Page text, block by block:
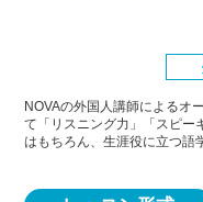
NOVAの外国人講師によるオ
て「リスニング力」「スピー
はもちろん、生涯役に立つ語